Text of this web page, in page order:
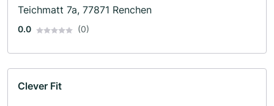
Teichmatt 7a, 77871 Renchen
0.0 (0)
Clever Fit